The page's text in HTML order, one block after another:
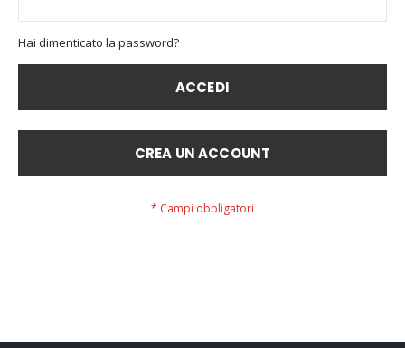
Hai dimenticato la password?
ACCEDI
CREA UN ACCOUNT